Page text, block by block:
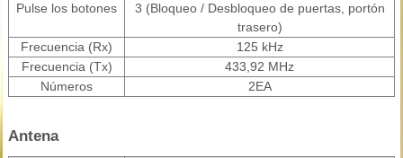
Pulse los botones
3 (Bloqueo / Desbloqueo de puertas, portón
trasero)
Frecuencia (Rx)
125 kHz
Frecuencia (Tx)
433,92 MHz
Números
2EA
Antena